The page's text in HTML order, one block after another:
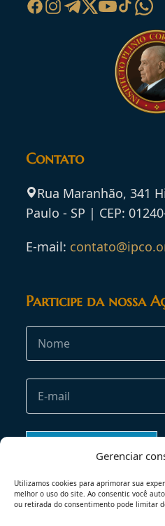
Gerenciar
Utilizamos cookies para aprimorar sua
melhor o uso do site. Ao consentir, você
ou retirada do consentimento pode limitar
Contato
Rua Maranhão, 341
Paulo - SP | CEP:
E-mail:
Participe da nossa